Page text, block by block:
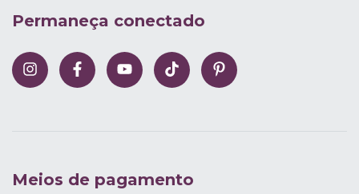
Permaneça conectado
Meios de pagamento